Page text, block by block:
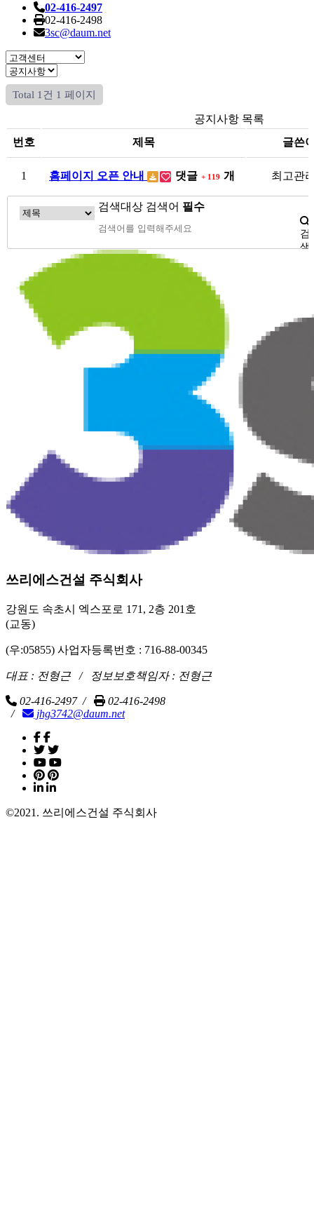
02-416-2497
02-416-2498
3sc@daum.net
Total 1건 1 페이지
공지사항 목록
번호
제목 글쓴
1 홈페이지 오픈 안내 댓글 + 119 개 최고관
검색대상 검색어 필수
검
색
쓰리에스건설 주식회사
강원도 속초시 엑스포로 171, 2층 201호
(교동)
(우:05855) 사업자등록번호 : 716-88-00345
대표 : 전형근 / 정보보호책임자 : 전형근
02-416-2497 /
02-416-2498
/
jhg3742@daum.net
©2021. 쓰리에스건설 주식회사